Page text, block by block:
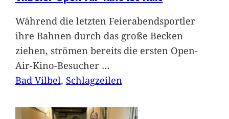
Während die letzten Feierabendsportler
ihre Bahnen durch das große Becken
ziehen, strömen bereits die ersten Open-
Air-Kino-Besucher …
Bad Vilbel, Schlagzeilen